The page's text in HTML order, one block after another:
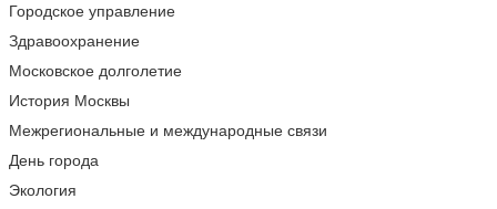
Городское управление
Здравоохранение
Московское долголетие
История Москвы
Межрегиональные и международные связи
День города
Экология